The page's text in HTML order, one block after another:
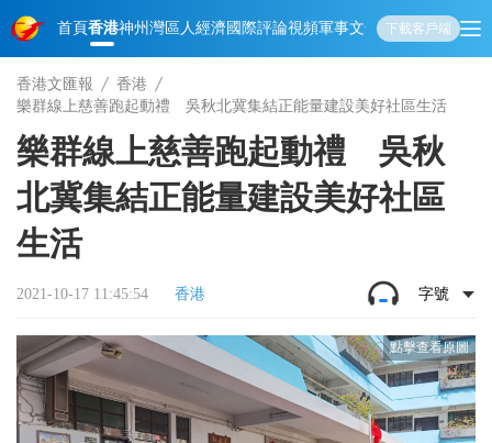
首頁香港神州 灣區人經濟國際評論視頻軍事文化 娛樂生活教育體
下載客戶端
香港文匯報
香港
樂群線上慈善跑起動禮 吳秋北冀集結正能量建設美好社區生活
樂群線上慈善跑起動禮 吳秋
北冀集結正能量建設美好社區
生活
2021-10-17 11:45:54 香港 字號